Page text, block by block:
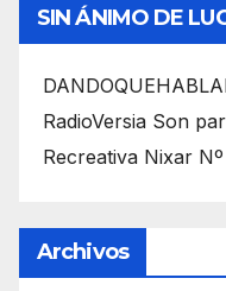
SIN ÁNIMO DE
RadioVersia Son
Recreativa Nixar
Archivos